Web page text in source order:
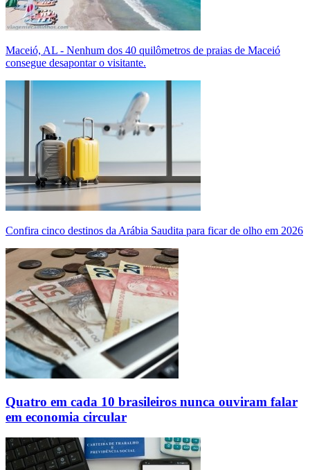
Maceió, AL - Nenhum dos 40 quilômetros de praias de Maceió
consegue desapontar o visitante.
Confira cinco destinos da Arábia Saudita para ficar de olho em 2026
Quatro em cada 10 brasileiros nunca ouviram falar
em economia circular